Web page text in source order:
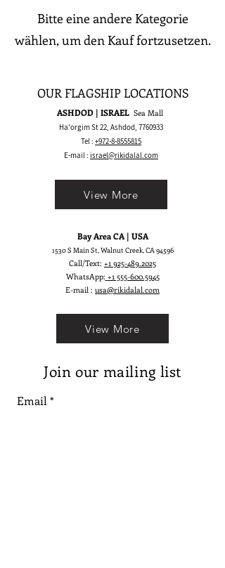
Bitte eine andere Kategorie
wählen, um den Kauf fortzusetzen.
OUR FLAGSHIP LOCATIONS
ASHDOD | ISRAEL Sea Mall
Ha'orgim St 22, Ashdod, 7760933
Tel : +972-8-8555815
E-mail : israel@rikidalal.com
Bay Area CA | USA
1530 S Main St, Walnut Creek, CA 94596
Call/Text: +1 925-489.2025
WhatsApp: +1 555-600.5945
E-mail : usa@rikidalal.com
View More
View More
Join our mailing list
Email